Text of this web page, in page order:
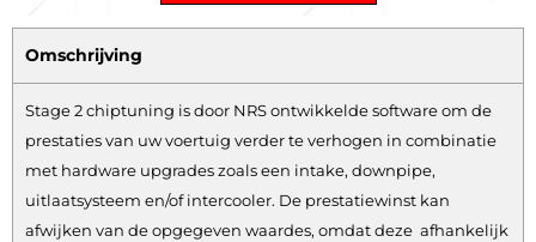
Omschrijving
Stage 2 chiptuning is door NRS ontwikkelde software om de
prestaties van uw voertuig verder te verhogen in combinatie
met hardware upgrades zoals een intake, downpipe,
uitlaatsysteem en/of intercooler. De prestatiewinst kan
afwijken van de opgegeven waardes, omdat deze afhankelijk